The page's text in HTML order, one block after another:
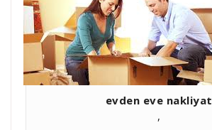
evden eve nakliyat
,